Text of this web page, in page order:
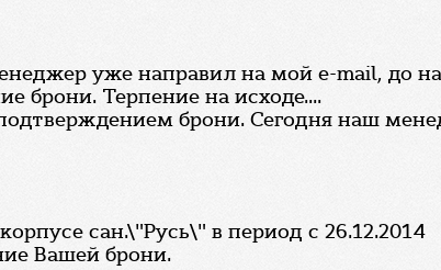
уже направил на мой e-mail, до
брони. Терпение на исходе....
брони. Сегодня наш
сан.\"Русь\" в период с 26.12.2014
Вашей брони.